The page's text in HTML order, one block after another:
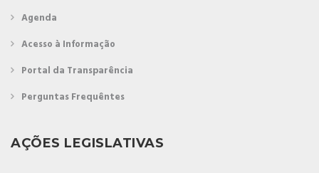
Agenda
Acesso à Informação
Portal da Transparência
Perguntas Frequêntes
AÇÕES LEGISLATIVAS